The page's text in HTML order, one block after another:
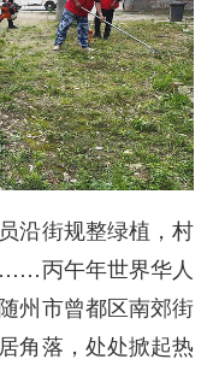
沿街规整绿植，村
丙午年世界华人
州市曾都区南郊街
角落，处处掀起热